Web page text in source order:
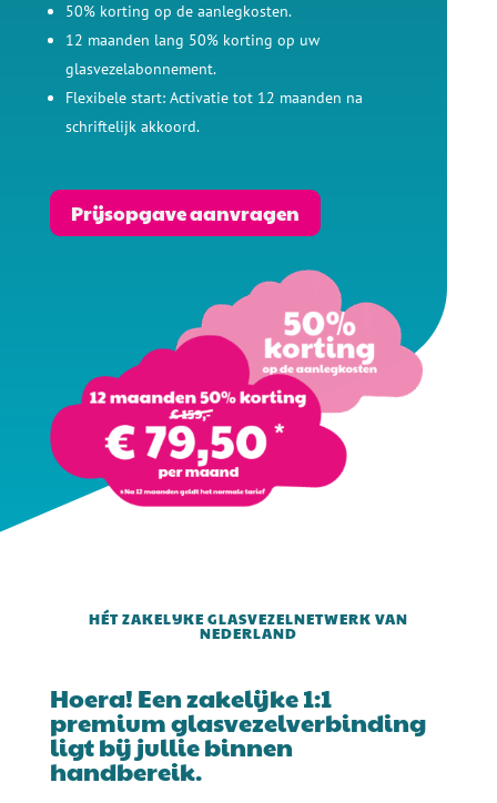
50% korting op de aanlegkosten.
12 maanden lang 50% korting op uw
glasvezelabonnement.
Flexibele start: Activatie tot 12 maanden na
schriftelijk akkoord.
Prijsopgave aanvragen
HÉT ZAKELIJKE GLASVEZELNETWERK VAN
NEDERLAND
Hoera! Een zakelijke 1:1
premium glasvezelverbinding
ligt bij jullie binnen
handbereik.